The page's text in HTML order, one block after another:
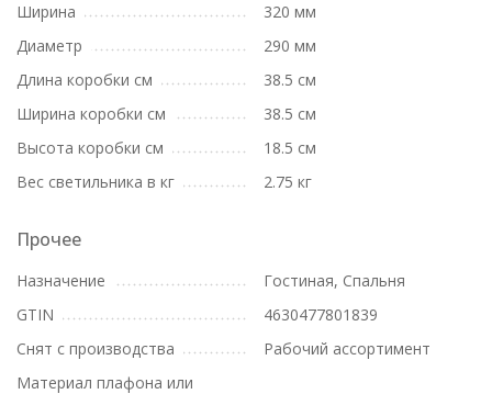
Ширина
320 мм
Диаметр
290 мм
Длина коробки см
38.5 см
Ширина коробки см
38.5 см
Высота коробки см
18.5 см
Вес светильника в кг
2.75 кг
Прочее
Назначение
Гостиная, Спальня
GTIN
4630477801839
Снят с производства
Рабочий ассортимент
Материал плафона или